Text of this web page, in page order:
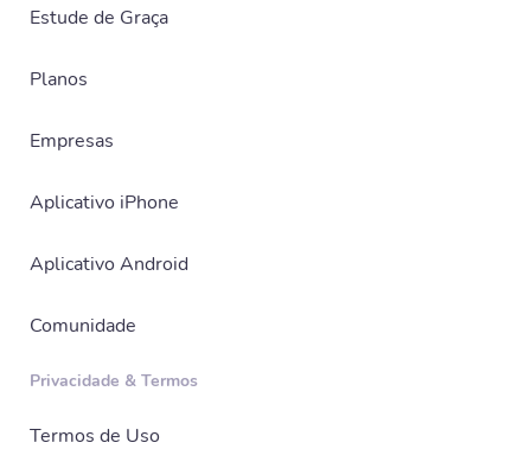
Estude de Graça
Planos
Empresas
Aplicativo iPhone
Aplicativo Android
Comunidade
Privacidade & Termos
Termos de Uso